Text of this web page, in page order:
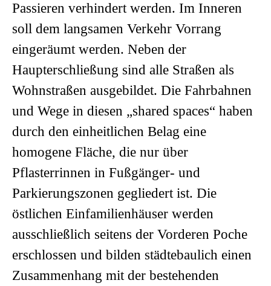
Passieren verhindert werden. Im Inneren
soll dem langsamen Verkehr Vorrang
eingeräumt werden. Neben der
Haupterschließung sind alle Straßen als
Wohnstraßen ausgebildet. Die Fahrbahnen
und Wege in diesen „shared spaces“ haben
durch den einheitlichen Belag eine
homogene Fläche, die nur über
Pflasterrinnen in Fußgänger- und
Parkierungszonen gegliedert ist. Die
östlichen Einfamilienhäuser werden
ausschließlich seitens der Vorderen Poche
erschlossen und bilden städtebaulich einen
Zusammenhang mit der bestehenden